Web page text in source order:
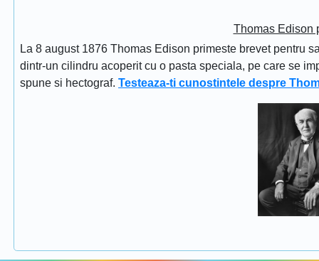
Thomas Edison
La 8 august 1876 Thomas Edison primeste brevet pentru
dintr-un cilindru acoperit cu o pasta speciala, pe care se
spune si hectograf. Testeaza-ti cunostintele despre